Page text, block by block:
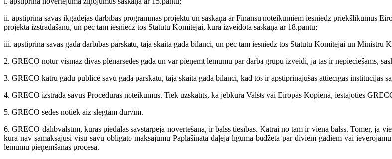
ii. apstiprina savas ikgadējās darbības programmas projektu un saskaņā ar Finansu noteikumiem iesniedz priekšlikumus
projekta izstrādāšanu, un pēc tam iesniedz tos Statūtu Komitejai, kura izveidota saskaņā ar 18.pantu;
iii. apstiprina savas gada darbības pārskatu, tajā skaitā gada bilanci, un pēc tam iesniedz tos Statūtu Komitejai un Ministru
2. GRECO notur vismaz divas plenārsēdes gadā un var pieņemt lēmumu par darba grupu izveidi, ja tas ir nepieciešams,
3. GRECO katru gadu publicē savu gada pārskatu, tajā skaitā gada bilanci, kad tos ir apstiprinājušas attiecīgas institūcijas
4. GRECO izstrādā savus Procedūras noteikumus. Tiek uzskatīts, ka jebkura Valsts vai Eiropas Kopiena, iestājoties
5. GRECO sēdes notiek aiz slēgtām durvīm.
6. GRECO dalībvalstīm, kuras piedalās savstarpējā novērtēšanā, ir balss tiesības. Katrai no tām ir viena balss. Tomēr, ja
kura nav samaksājusi visu savu obligāto maksājumu Paplašinātā daļējā līguma budžetā par diviem gadiem vai
lēmumu pieņemšanas procesā.